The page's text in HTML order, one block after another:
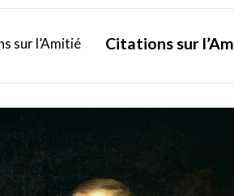
Citations sur